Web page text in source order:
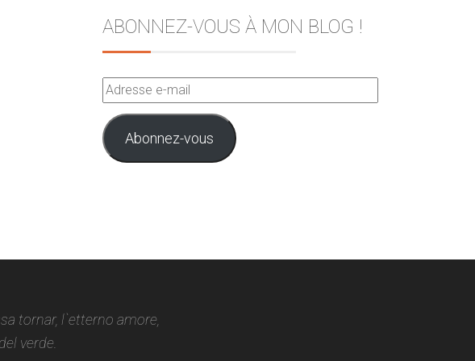
ABONNEZ-VOUS À MON BLOG !
Adresse
e-
mail
Abonnez-vous
tornar, l`etterno amore,
verde.